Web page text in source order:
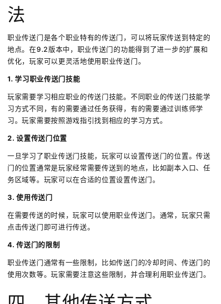
法
职业传送门是各个职业特有的传送门，可以将玩家传送到特定的
地点。在9.2版本中，职业传送门的功能得到了进一步的扩展和
优化，玩家可以更灵活地使用职业传送门。
1. 学习职业传送门技能
玩家需要学习相应职业的传送门技能。不同职业的传送门技能学
习方式不同，有的需要通过任务获得，有的需要通过训练师学
习。玩家需要按照游戏指引找到相应的学习方式。
2. 设置传送门位置
一旦学习了职业传送门技能，玩家可以设置传送门的位置。传送
门的位置通常是玩家经常需要传送到的地点，比如副本入口、任
务区域等。玩家可以在合适的位置设置传送门。
3. 使用传送门
在需要传送的时候，玩家可以使用职业传送门。通常，玩家只需
点击传送门即可进行传送。
4. 传送门的限制
职业传送门通常有一些限制，比如传送门的冷却时间、传送门的
使用次数等。玩家需要注意这些限制，并合理利用职业传送门。